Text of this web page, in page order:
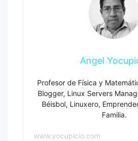
Angel
Profesor de Física y
Blogger, Linux Servers
Béisbol, Linuxero,
Familia.
www.yocupicio.com